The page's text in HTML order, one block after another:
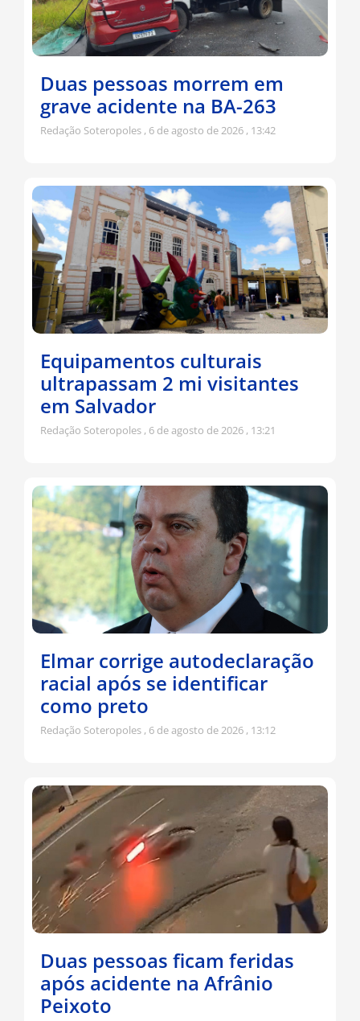
Duas pessoas morrem em
grave acidente na BA-263
Redação Soteropoles 6 de agosto de 2026 13:42
Equipamentos culturais
ultrapassam 2 mi visitantes
em Salvador
Redação Soteropoles 6 de agosto de 2026 13:21
Elmar corrige autodeclaração
racial após se identificar
como preto
Redação Soteropoles 6 de agosto de 2026 13:12
Duas pessoas ficam feridas
após acidente na Afrânio
Peixoto